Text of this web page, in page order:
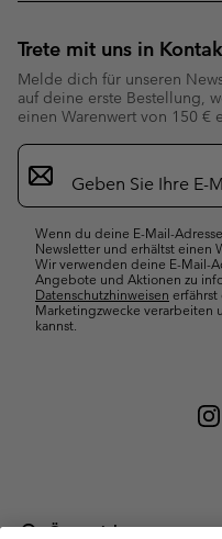
Trete mit uns in
Melde dich für unseren
auf deine erste Bestellung,
einen Warenwert von 150 €
Newsletter-
Anmeldung
Wenn du deine E-Mail-
Newsletter und erhältst einen
Wir verwenden deine E-Mail-
Angebote und Aktionen zu
Datenschutzhinweisen
Marketingzwecke
kannst.
Österreich